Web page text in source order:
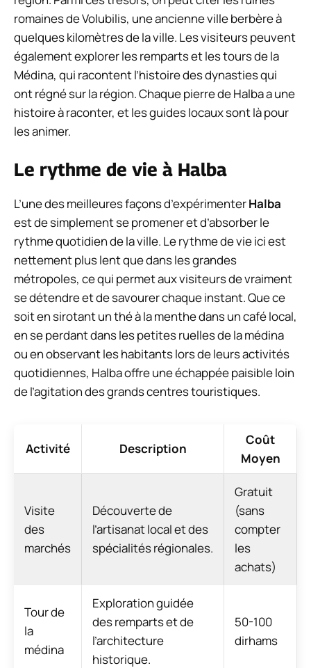
romaines de Volubilis, une ancienne ville berbère à
quelques kilomètres de la ville. Les visiteurs peuvent
également explorer les remparts et les tours de la
Médina, qui racontent l’histoire des dynasties qui
ont régné sur la région. Chaque pierre de Halba a une
histoire à raconter, et les guides locaux sont là pour
les animer.
Le rythme de vie à Halba
L’une des meilleures façons d’expérimenterHalba
est de simplement se promener et d’absorber le
rythme quotidien de la ville. Le rythme de vie ici est
nettement plus lent que dans les grandes
métropoles, ce qui permet aux visiteurs de vraiment
se détendre et de savourer chaque instant. Que ce
soit en sirotant un thé à la menthe dans un café local,
en se perdant dans les petites ruelles de la médina
ou en observant les habitants lors de leurs activités
quotidiennes, Halba offre une échappée paisible loin
de l’agitation des grands centres touristiques.
Activité Description
Coût
Moyen
Visite
des
marchés
Découverte de
l’artisanat local et des
spécialités régionales.
Gratuit
(sans
compter
les
achats)
Tour de
la
médina
Exploration guidée
des remparts et de
l’architecture
historique.
50-100
dirhams